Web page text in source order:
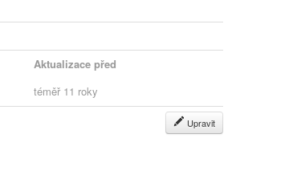
Aktualizace před
téměř 11 roky
Upravit